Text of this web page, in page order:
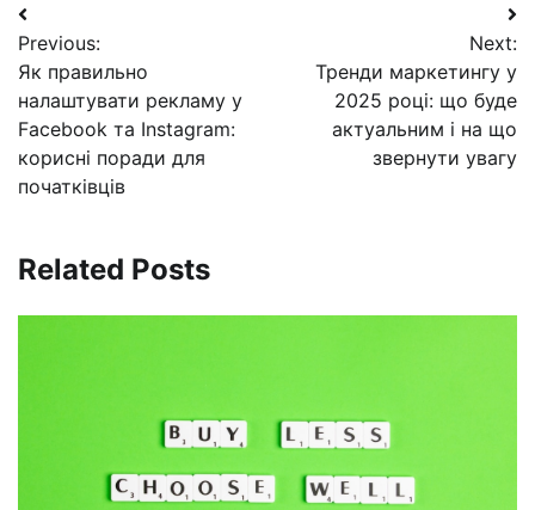
Навигация
по
записям
Previous:
Як правильно
налаштувати рекламу у
Facebook та Instagram:
корисні поради для
початківців
Next:
Тренди маркетингу у
2025 році: що буде
актуальним і на що
звернути увагу
Related Posts